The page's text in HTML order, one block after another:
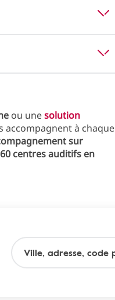
ou unesolution
accompagnent à chaque
sur
centres auditifs en